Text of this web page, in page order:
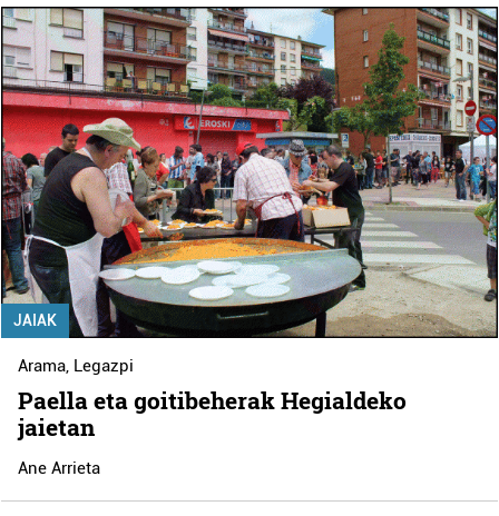
JAIAK
Arama, Legazpi
Paella eta goitibeherak Hegialdeko
jaietan
Ane Arrieta